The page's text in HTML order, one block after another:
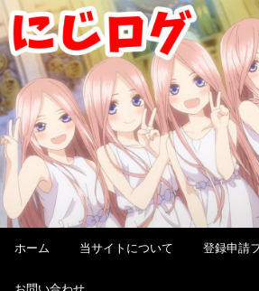
ホーム 当サイトについて 登録申請